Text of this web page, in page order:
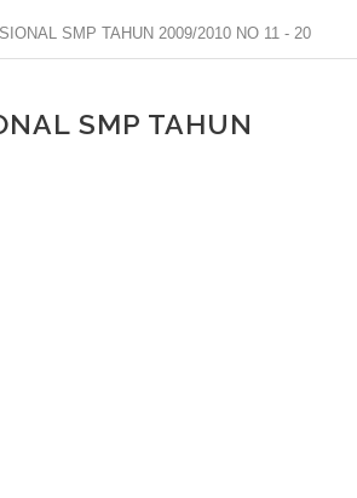
SMP TAHUN 2009/2010 NO 11 - 20
SMP TAHUN